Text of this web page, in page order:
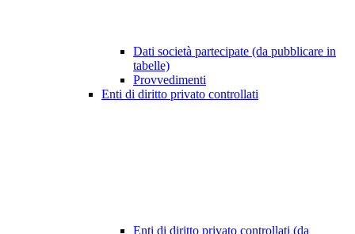
Dati società partecipate (da pubblicare in
tabelle)
Provvedimenti
Enti di diritto privato controllati
Enti di diritto privato controllati (da